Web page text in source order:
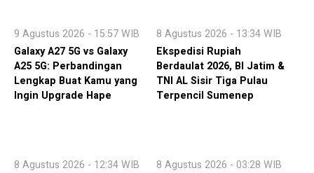
9 Agustus 2026 - 15:57 WIB
Galaxy A27 5G vs Galaxy
A25 5G: Perbandingan
Lengkap Buat Kamu yang
Ingin Upgrade Hape
8 Agustus 2026 - 13:34 WIB
Ekspedisi Rupiah
Berdaulat 2026, BI Jatim &
TNI AL Sisir Tiga Pulau
Terpencil Sumenep
8 Agustus 2026 - 12:34 WIB
8 Agustus 2026 - 03:28 WIB